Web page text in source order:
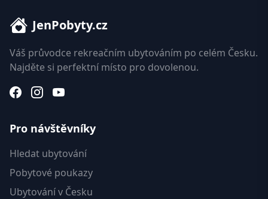
JenPobyty.cz
Váš průvodce rekreačním ubytováním po celém Česku.
Najděte si perfektní místo pro dovolenou.
Pro návštěvníky
Hledat ubytování
Pobytové poukazy
Ubytování v Česku